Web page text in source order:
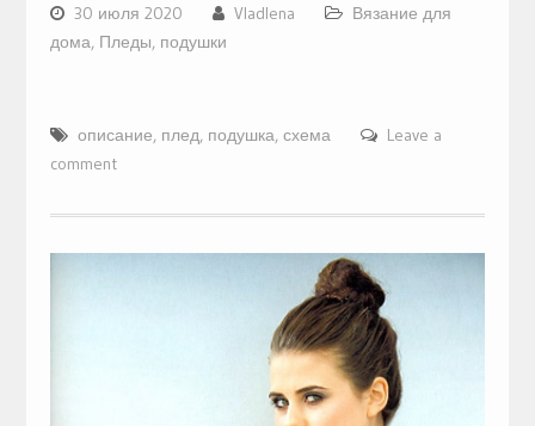
30 июля 2020 Vladlena
Вязание для
дома, Пледы, подушки
описание, плед, подушка, схема
Leave a
comment